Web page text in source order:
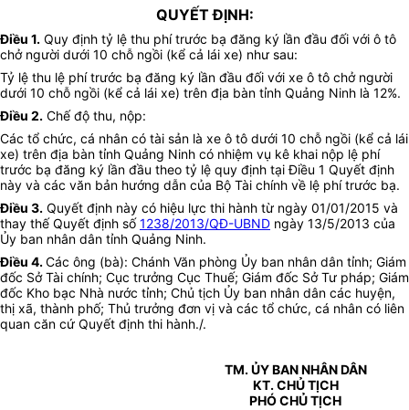
QUYẾT ĐỊNH:
Điều 1. Quy định tỷ lệ thu phí trước bạ đăng ký lần đầu đối với ô tô
chở người dưới 10 chỗ ngồi (kể cả lái xe) như sau:
Tỷ lệ thu lệ phí trước bạ đăng ký lần đầu đối với xe ô tô chở người
dưới 10 chỗ ngồi (kể cả lái xe) trên địa bàn tỉnh Quảng Ninh là 12%.
Điều 2. Chế độ thu, nộp:
Các tổ chức, cá nhân có tài sản là xe ô tô dưới 10 chỗ ngồi (kể cả lái
xe) trên địa bàn tỉnh Quảng Ninh có nhiệm vụ kê khai nộp lệ phí
trước bạ đăng ký lần đầu theo tỷ lệ quy định tại Điều 1 Quyết định
này và các văn bản hướng dẫn của Bộ Tài chính về lệ phí trước bạ.
Điều 3. Quyết định này có hiệu lực thi hành từ ngày 01/01/2015 và
thay thế Quyết định số1238/2013/QĐ-UBND ngày 13/5/2013 của
Ủy ban nhân dân tỉnh Quảng Ninh.
Điều 4.Các ông (bà): Chánh Văn phòng Ủy ban nhân dân tỉnh; Giám
đốc Sở Tài chính; Cục trưởng Cục Thuế; Giám đốc Sở Tư pháp; Giám
đốc Kho bạc Nhà nước tỉnh; Chủ tịch Ủy ban nhân dân các huyện,
thị xã, thành phố; Thủ trưởng đơn vị và các tổ chức, cá nhân có liên
quan căn cứ Quyết định thi hành./.
TM. ỦY BAN NHÂN DÂN
KT. CHỦ TỊCH
PHÓ CHỦ TỊCH